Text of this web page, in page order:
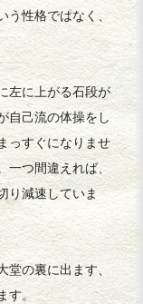
う性格ではなく、
左に上がる石段が
自己流の体操をし
っすぐになりませ
一つ間違えれば、
り減速していま
の裏に出ます、
す。